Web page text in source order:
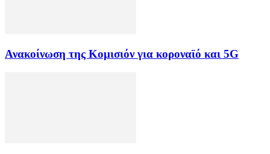
Ανακοίνωση της Κομισιόν για κοροναϊό και 5G